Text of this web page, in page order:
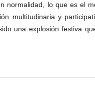
normalidad, lo que es el
multitudinaria y
una explosión festiva